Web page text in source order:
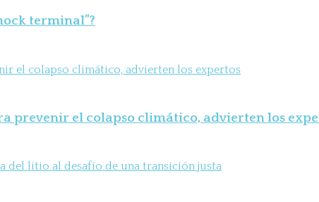
terminal”?
prevenir el colapso climático, advierten los